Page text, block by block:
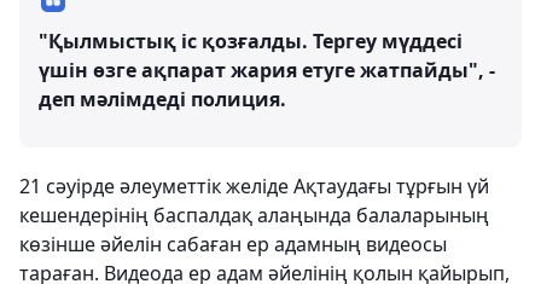
"Қылмыстық іс қозғалды. Тергеу мүддесі
үшін өзге ақпарат жария етуге жатпайды", -
деп мәлімдеді полиция.
21 сәуірде әлеуметтік желіде Ақтаудағы тұрғын үй
кешендерінің баспалдақ алаңында балаларының
көзінше әйелін сабаған ер адамның видеосы
тараған. Видеода ер адам әйелінің қолын қайырып,